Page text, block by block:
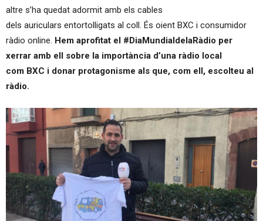
altre s’ha quedat adormit amb els cables
dels auriculars entortolligats al coll. És oient BXC i consumidor
ràdio online. Hem aprofitat el #DiaMundialdelaRàdio per
xerrar amb ell sobre la importància d’una ràdio local
com BXC i donar protagonisme als que, com ell, escolteu al
ràdio.